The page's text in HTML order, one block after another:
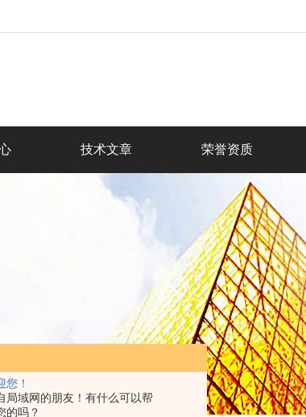
您！
局域网的朋友！有什么可以帮
的吗？
技术文章 荣誉资质